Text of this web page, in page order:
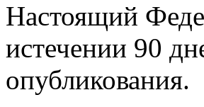
Настоящий
истечении 90
опубликования.